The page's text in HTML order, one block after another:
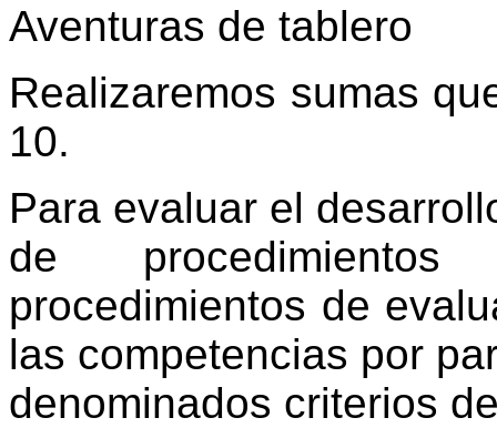
Aventuras de tablero
Realizaremos sumas
10.
Para evaluar el
de
procedimientos de
las competencias por
denominados criterios